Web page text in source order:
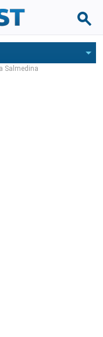
Salmedina